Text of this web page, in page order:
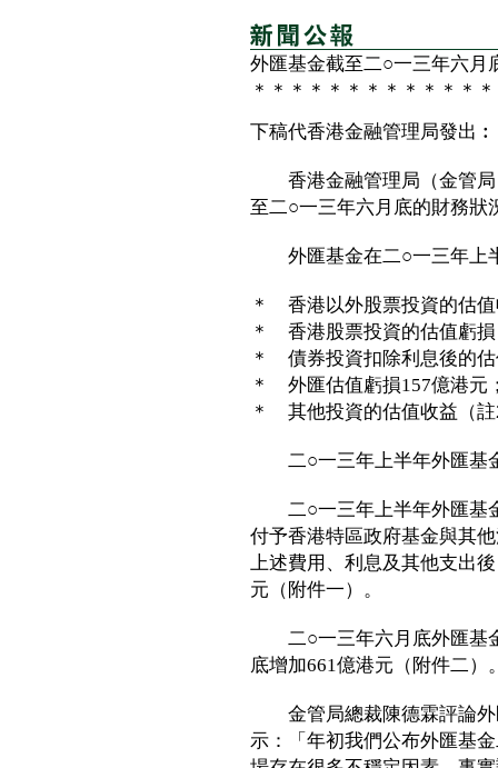
外匯基金截至二○一三年六月
＊＊＊＊＊＊＊＊＊＊＊＊
下稿代香港金融管理局發出︰
香港金融管理局（金管局
至二○一三年六月底的財務狀
外匯基金在二○一三年上
＊ 香港以外股票投資的估
＊ 香港股票投資的估值虧
＊ 債券投資扣除利息後的
＊ 外匯估值虧損157億港元
＊ 其他投資的估值收益（
二○一三年上半年外匯基
二○一三年上半年外匯基
付予香港特區政府基金與其
上述費用、利息及其他支出
元（附件一）。
二○一三年六月底外匯基金
底增加661億港元（附件二）
金管局總裁陳德霖評論外
示：「年初我們公布外匯基